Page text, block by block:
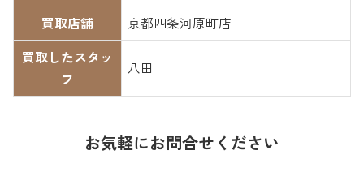
買取店舗
京都四条河原町店
買取したスタッ
フ
八田
お気軽にお問合せください